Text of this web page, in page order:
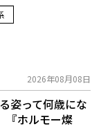
2026年08月08日
姿って何歳にな
『ホルモー燦